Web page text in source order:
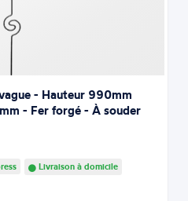
- Hauteur 990mm
- Fer forgé - À souder
Livraison à domicile